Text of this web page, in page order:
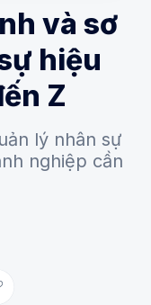
và sơ
hiệu
Z
lý nhân sự
nghiệp cần
Emaillink